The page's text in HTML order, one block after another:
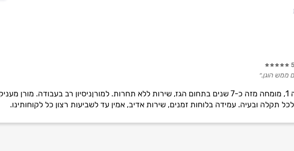
שינ-רם שרותי גז מוסמך רמה 1, מומחה מזה כ-7 שנים בתחום הגז, שירות ללא תחרות. למורןניסיון רב
תקלה ובעיה. עמידה בלוחות זמנים, שירות אדיב, אמין עד לשביעות רצון כל לקוחותינו.
ממש הוגן.״